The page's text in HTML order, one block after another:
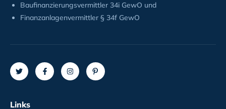
Baufinanzierungsvermittler 34i GewO und
Finanzanlagenvermittler § 34f GewO
Links